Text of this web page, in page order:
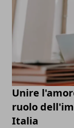
Unire
ruolo
Italia